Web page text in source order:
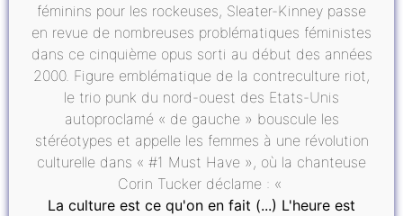
féminins pour les rockeuses, Sleater-Kinney passe
en revue de nombreuses problématiques féministes
dans ce cinquième opus sorti au début des années
2000. Figure emblématique de la contreculture riot,
le trio punk du nord-ouest des Etats-Unis
autoproclamé « de gauche » bouscule les
stéréotypes et appelle les femmes à une révolution
culturelle dans « #1 Must Have », où la chanteuse
Corin Tucker déclame : «
La culture est ce qu'on en fait (...) L'heure est